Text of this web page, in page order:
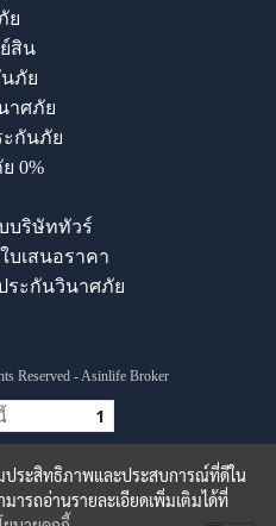
ย
สิน
นภัย
าศภัย
ะกันภัย
0%
บริษัททัวร์
เสนอราคา
ระกันวินาศภัย
Reserved - Asinlife Broker
1
ประสิทธิภาพและประสบการณ์ที่ดีใน
ารถอ่านรายละเอียดเพิ่มเติมได้ที่